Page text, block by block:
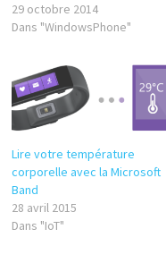
29 octobre 2014
Dans "WindowsPhone"
Lire votre température
corporelle avec la Microsoft
Band
28 avril 2015
Dans "IoT"